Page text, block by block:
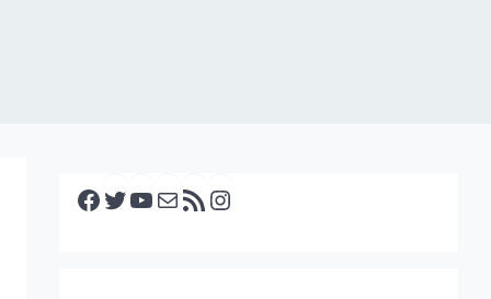
Facebook Twitter YouTube E-mail RSS feed